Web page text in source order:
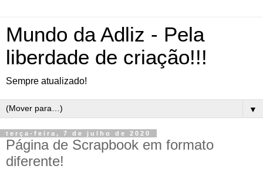
Mundo da Adliz - Pela
liberdade de criação!!!
Sempre atualizado!
▼
terça-feira, 7 de julho de 2020
Página de Scrapbook em formato
diferente!